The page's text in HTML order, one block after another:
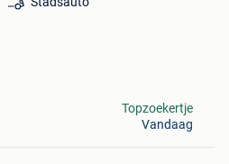
Topzoekertje
Vandaag